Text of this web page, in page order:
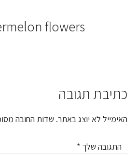
flowers
Reader
Interactions
כתיבת תגובה
האימייל לא יוצג באתר. שדות החובה
התגובה שלך *